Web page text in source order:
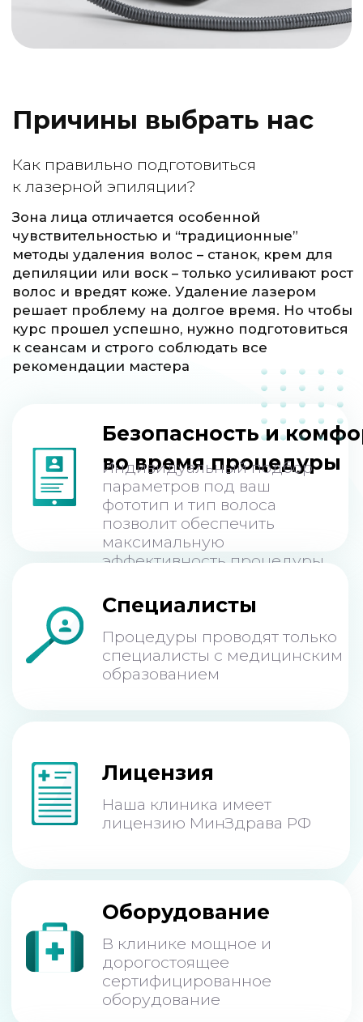
Густая растительность на теле;
Быстрое появление волос после
депиляции;
Кожа плохо переносит бритьё, шугаринг
или ваксинг, появляется раздражение
Проблема вросших волос
Фолликулит
С помощью бритья или шугаринга
не получается удалить волосы с
определённых мест
Просматривается подкожная часть волос
Некоторые
противопоказания
Возраст до 18 лет
Повреждения кожи
Острые инфекционные заболевания
Невралогическая патология
Кардиостимулятор, металлические
импланты
Случаи витилиго в семейном анамнезе
Сахарный диабет (инсулинозависимый тип)
Показания к процедуре